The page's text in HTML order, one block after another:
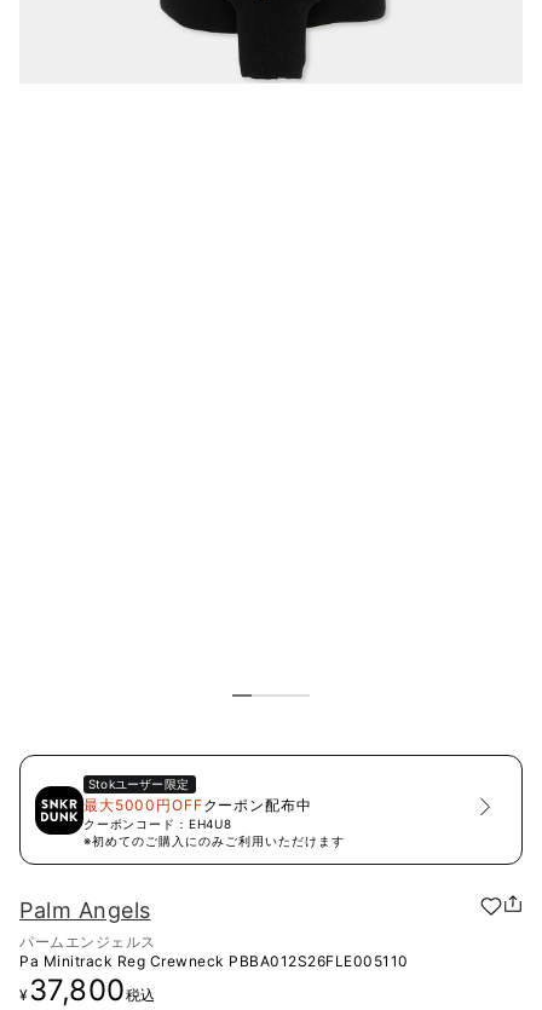
Stokユーザー限定
最大5000円OFFクーポン配布中
クーポンコード： EH4U8
※初めてのご購入にのみご利用いただけます
Palm Angels
パームエンジェルス
Pa Minitrack Reg Crewneck PBBA012S26FLE005110
¥ 37,800税込